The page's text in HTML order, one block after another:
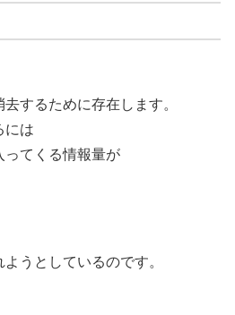
するために存在します。
には
ってくる情報量が
うとしているのです。